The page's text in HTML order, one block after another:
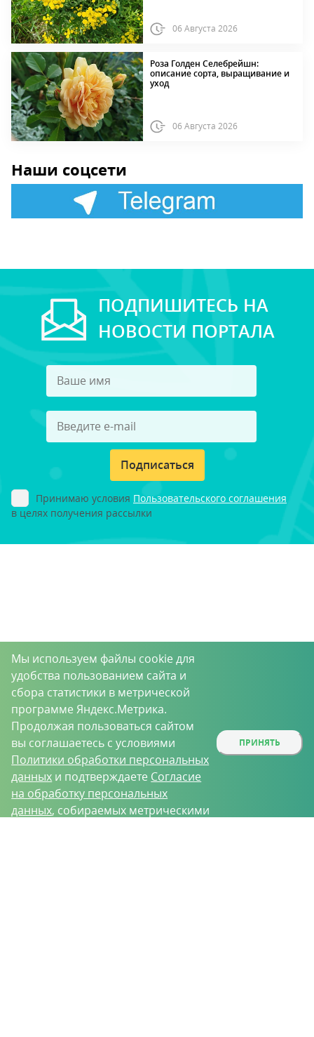
06 Августа 2026
Роза Голден Селебрейшн:
описание сорта, выращивание и
уход
06 Августа 2026
Наши соцсети
ПОДПИШИТЕСЬ НА
НОВОСТИ ПОРТАЛА
Подписаться
Принимаю условия Пользовательского соглашения
в целях получения рассылки
Мы используем файлы cookie для
удобства пользованием сайта и
сбора статистики в метрической
программе Яндекс.Метрика.
Продолжая пользоваться сайтом
вы соглашаетесь с условиями
Политики обработки персональных
данных и подтверждаете Согласие
на обработку персональных
данных, собираемых метрическими
ПРИНЯТЬ